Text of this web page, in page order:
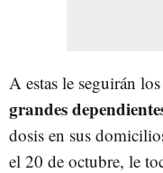
A estas le seguirán
grandes
dosis en sus
el 20 de octubre, le